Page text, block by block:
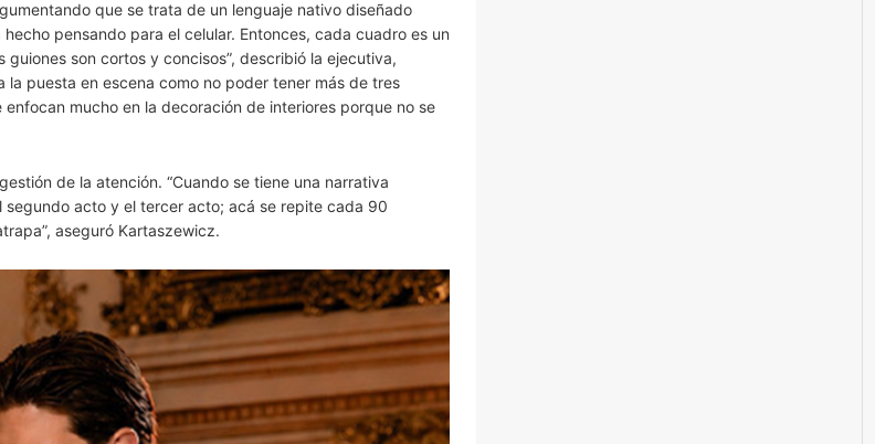
que se trata de un lenguaje nativo diseñado
pensando para el celular. Entonces, cada cuadro es un
son cortos y concisos”, describió la ejecutiva,
puesta en escena como no poder tener más de tres
mucho en la decoración de interiores porque no se
de la atención. “Cuando se tiene una narrativa
acto y el tercer acto; acá se repite cada 90
aseguró Kartaszewicz.